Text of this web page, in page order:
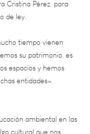
vienen
su patrimonio, es
y hemos
entidades»,
ambiental en las
cultural que nos